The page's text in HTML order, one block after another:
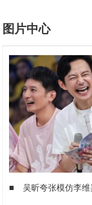
图片中心
■ 吴昕夸张模仿李